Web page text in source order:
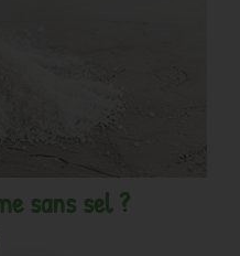
sans sel ?